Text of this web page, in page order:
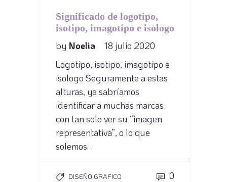
Significado de logotipo,
isotipo, imagotipo e isologo
by Noelia
18 julio 2020
Logotipo, isotipo, imagotipo e
isologo Seguramente a estas
alturas, ya sabríamos
identificar a muchas marcas
con tan solo ver su “imagen
representativa”, o lo que
solemos…
DISEÑO GRAFICO 0